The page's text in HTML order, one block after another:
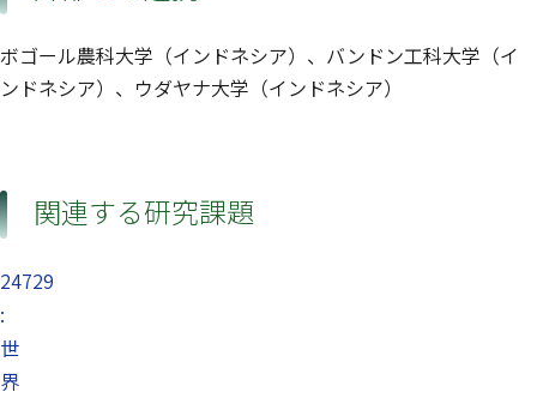
ボゴール農科大学（インドネシア）、バンドン工科大学（イ
ンドネシア）、ウダヤナ大学（インドネシア）
関連する研究課題
24729
:
世
界